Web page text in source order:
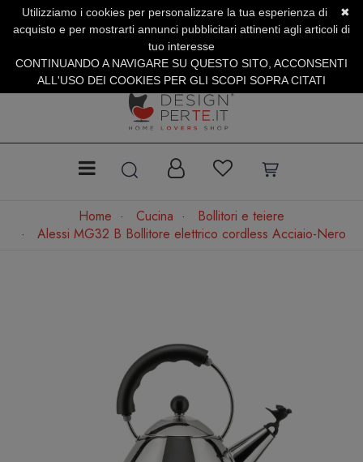
SERVIZIO CLIENTI +39.0773.470.562
SUMMER SALES | Fino al 31 Agosto
Home Cucina
Bollitori e teiere
Alessi MG32 B Bollitore elettrico cordless Acciaio-Nero
✖
Utilizziamo i cookies per personalizzare la tua esperienza di
acquisto e per mostrarti annunci pubblicitari attinenti agli articoli di
tuo interesse
CONTINUANDO A NAVIGARE SU QUESTO SITO, ACCONSENTI
ALL'USO DEI COOKIES PER GLI SCOPI SOPRA CITATI